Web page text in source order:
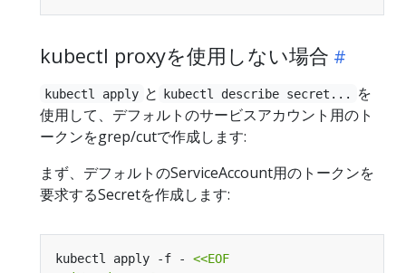
kubectl proxyを使用しない場合
kubectl apply と kubectl describe secret...
を
使用して、デフォルトのサービスアカウント用のト
ークンをgrep/cutで作成します:
まず、デフォルトのServiceAccount用のトークンを
要求するSecretを作成します:
kubectl apply -f -